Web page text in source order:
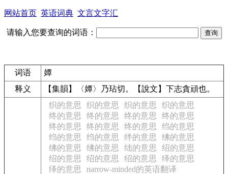
网站首页 英语词典 文言文字汇
请输入您要查询的词语：
词语
㜤
释义
【集韻】〈㜤〉乃玷切。【說文】下志貪頑也。
织的意思 织的意思 织的意思
织的意思
终的意思
终的意思 终的意思
终的意思
终的意思
终的意思 终的意思
绉的意思
绉的意思
绉的意思 绊的意思
绋的意思
绋的意思
绋的意思 绌的意思
绍的意思
绍的意思
绍的意思 绍的意思
绎的意思
绎的意思
narrow-minded的英语翻译